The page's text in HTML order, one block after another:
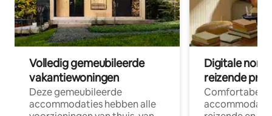
Volledig gemeubileerde
vakantiewoningen
Deze gemeubileerde
accommodaties hebben alle
Digitale
reizende
Comfortabele